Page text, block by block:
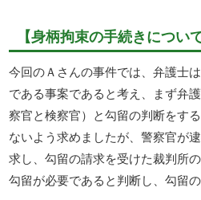
【身柄拘束の手続きについ
今回のＡさんの事件では、弁護士
である事案であると考え、まず弁
察官と検察官）と勾留の判断をす
ないよう求めましたが、警察官が
求し、勾留の請求を受けた裁判所
勾留が必要であると判断し、勾留の